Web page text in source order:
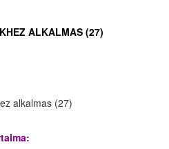
ALKALMAS (27)
alkalmas (27)